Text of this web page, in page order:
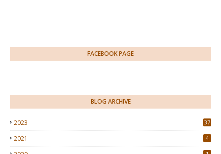
FACEBOOK PAGE
BLOG ARCHIVE
2023 37
2021 4